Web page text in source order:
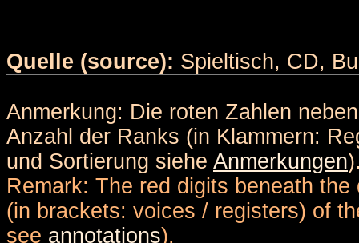
Quelle (source): Spieltisch, CD,
Anmerkung: Die roten Zahlen
Anzahl der Ranks (in Klammern:
und Sortierung siehe Anmerkungen
Remark: The red digits beneath
(in brackets: voices / registers) of
see annotations).